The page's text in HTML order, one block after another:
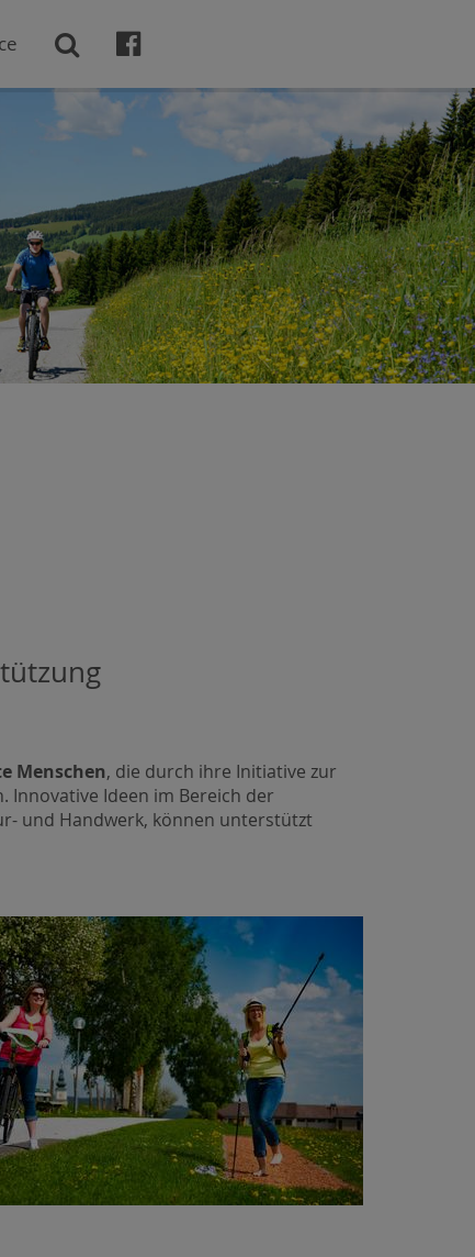
Menschen, die durch ihre Initiative zur
Innovative Ideen im Bereich der
und Handwerk, können unterstützt
 